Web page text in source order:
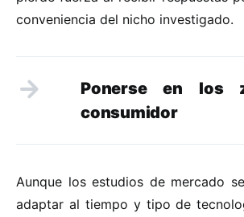
conveniencia del nicho investigado.
Ponerse en los
consumidor
Aunque los estudios de mercado
adaptar al tiempo y tipo de